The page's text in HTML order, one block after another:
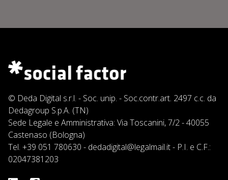
© Deda Digital s.r.l. - Soc. unip. - Soc.contr.art. 2497 c.c. da
Dedagroup S.p.A. (TN)
Sede Legale e Amministrativa: Via Toscanini, 7/2 - 40055
Castenaso (Bologna)
Tel. +39 051 780630 - dedadigital@legalmail.it- P.I. e C.F.:
02047381203